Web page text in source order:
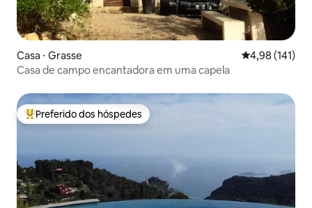
Casa ⋅ Grasse 4,98 de uma
4,98 (141)
Casa de campo encantadora em uma capela
Entre os melhores preferidos dos hóspedes
Preferido dos hóspedes